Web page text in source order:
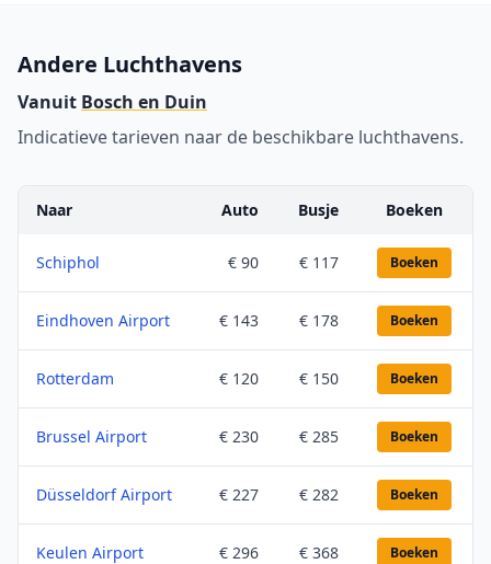
Andere Luchthavens
Vanuit Bosch en Duin
Indicatieve tarieven naar de beschikbare luchthavens.
Naar Auto Busje Boeken
Schiphol € 90 € 117 Boeken
Eindhoven Airport € 143 € 178 Boeken
Rotterdam € 120 € 150 Boeken
Brussel Airport € 230 € 285 Boeken
Düsseldorf Airport € 227 € 282 Boeken
Keulen Airport € 296 € 368 Boeken